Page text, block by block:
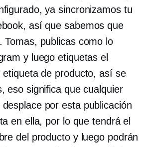
ya sincronizamos tu
así que sabemos que
Tomas, publicas como lo
y luego etiquetas el
etiqueta de producto, así se
eso significa que cualquier
por esta publicación
en ella, por lo que tendrá el
del producto y luego podrán